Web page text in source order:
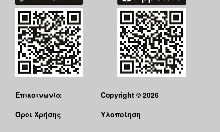
Επικοινωνία
Όροι Χρήσης
Copyright © 2026
Υλοποίηση